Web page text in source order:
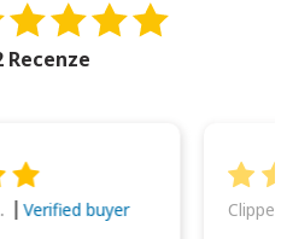
Recenze
Verified buyer